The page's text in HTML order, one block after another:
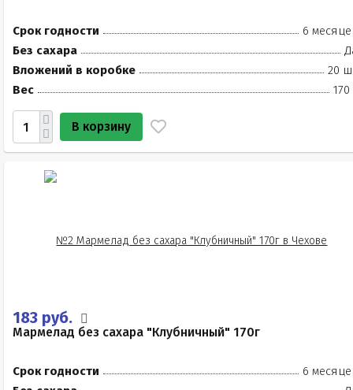
Срок годности
6
Без сахара
Вложений в коробке
20
Вес
170
В корзину
183 руб.
Мармелад без сахара "Клубничный" 170г
Срок годности
6